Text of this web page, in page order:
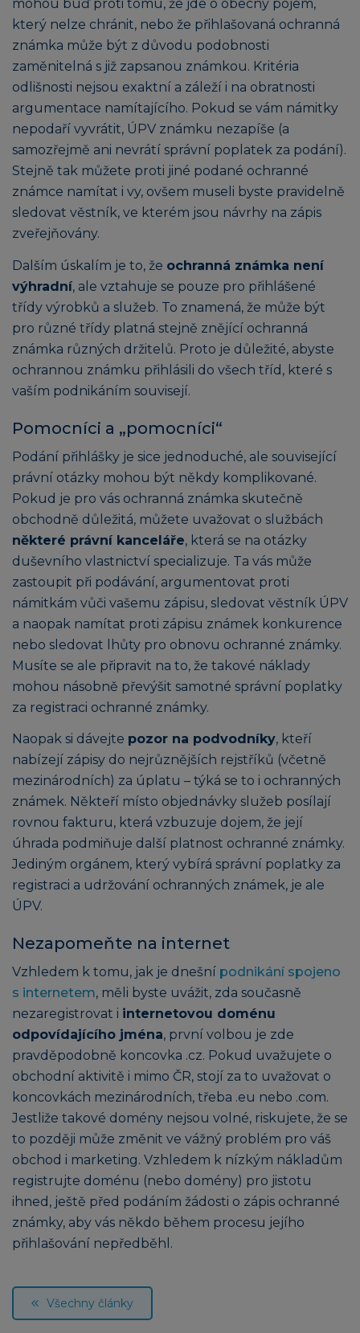
mohou buď proti tomu, že jde o obecný pojem,
který nelze chránit, nebo že přihlašovaná ochranná
známka může být z důvodu podobnosti
zaměnitelná s již zapsanou známkou. Kritéria
odlišnosti nejsou exaktní a záleží i na obratnosti
argumentace namítajícího. Pokud se vám námitky
nepodaří vyvrátit, ÚPV známku nezapíše (a
samozřejmě ani nevrátí správní poplatek za podání).
Stejně tak můžete proti jiné podané ochranné
známce namítat i vy, ovšem museli byste pravidelně
sledovat věstník, ve kterém jsou návrhy na zápis
zveřejňovány.
Dalším úskalím je to, že ochranná známka není
výhradní, ale vztahuje se pouze pro přihlášené
třídy výrobků a služeb. To znamená, že může být
pro různé třídy platná stejně znějící ochranná
známka různých držitelů. Proto je důležité, abyste
ochrannou známku přihlásili do všech tříd, které s
vaším podnikáním souvisejí.
Pomocníci a „pomocníci“
Podání přihlášky je sice jednoduché, ale související
právní otázky mohou být někdy komplikované.
Pokud je pro vás ochranná známka skutečně
obchodně důležitá, můžete uvažovat o službách
některé právní kanceláře, která se na otázky
duševního vlastnictví specializuje. Ta vás může
zastoupit při podávání, argumentovat proti
námitkám vůči vašemu zápisu, sledovat věstník ÚPV
a naopak namítat proti zápisu známek konkurence
nebo sledovat lhůty pro obnovu ochranné známky.
Musíte se ale připravit na to, že takové náklady
mohou násobně převýšit samotné správní poplatky
za registraci ochranné známky.
Naopak si dávejte pozor na podvodníky, kteří
nabízejí zápisy do nejrůznějších rejstříků (včetně
mezinárodních) za úplatu – týká se to i ochranných
známek. Někteří místo objednávky služeb posílají
rovnou fakturu, která vzbuzuje dojem, že její
úhrada podmiňuje další platnost ochranné známky.
Jediným orgánem, který vybírá správní poplatky za
registraci a udržování ochranných známek, je ale
ÚPV.
Nezapomeňte na internet
Vzhledem k tomu, jak je dnešní podnikání spojeno
s internetem, měli byste uvážit, zda současně
nezaregistrovat i internetovou doménu
odpovídajícího jména, první volbou je zde
pravděpodobně koncovka .cz. Pokud uvažujete o
obchodní aktivitě i mimo ČR, stojí za to uvažovat o
koncovkách mezinárodních, třeba .eu nebo .com.
Jestliže takové domény nejsou volné, riskujete, že se
to později může změnit ve vážný problém pro váš
obchod i marketing. Vzhledem k nízkým nákladům
registrujte doménu (nebo domény) pro jistotu
ihned, ještě před podáním žádosti o zápis ochranné
známky, aby vás někdo během procesu jejího
přihlašování nepředběhl.
Všechny články